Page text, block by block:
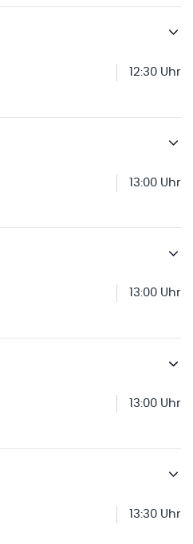
12:30 Uhr
13:00 Uhr
13:00 Uhr
13:00 Uhr
13:30 Uhr